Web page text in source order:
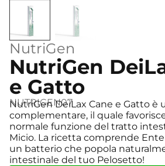
NutriGen
NutriGen
e Gatto
NUTRIGEN07
NutriGen DeiLax Cane e Gatto è
complementare, il quale
normale funzione del tratto
Micio. La ricetta comprende
un batterio che popola
intestinale del tuo Pelosetto!